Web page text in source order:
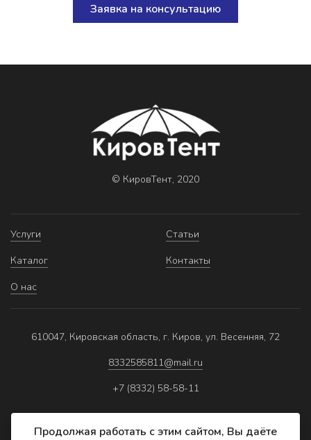
Заявка на консультацию
© КировТент, 2020
Услуги
Каталог
О нас
Статьи
Контакты
610047, Кировская область, г. Киров, ул. Весенняя, 72
8332585811@mail.ru
+7 (8332) 58-58-11
Продолжая работать с этим сайтом, Вы даёте